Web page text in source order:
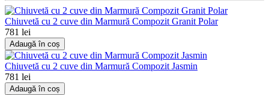
Chiuvetă cu 2 cuve din Marmură Compozit Granit Polar
781 lei
Adaugă în coș
Chiuvetă cu 2 cuve din Marmură Compozit Jasmin
781 lei
Adaugă în coș